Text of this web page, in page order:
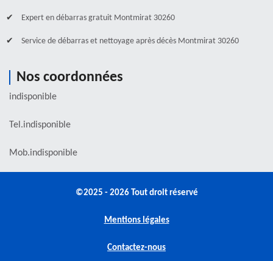
Expert en débarras gratuit Montmirat 30260
Service de débarras et nettoyage après décès Montmirat 30260
Nos coordonnées
indisponible
Tel.indisponible
Mob.indisponible
©2025 - 2026 Tout droit réservé
Mentions légales
Contactez-nous